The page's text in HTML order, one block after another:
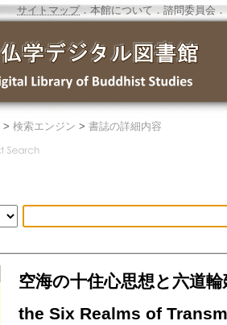
サイトマップ．本館について ． 諮問委員会 ．
> 検索エンジン > 書誌の詳細内容
空海の十住心思想と六道
the Six Realms of